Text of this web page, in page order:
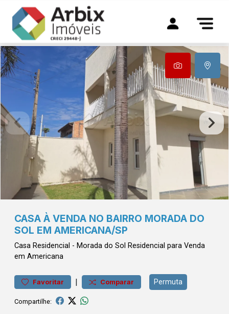
CASA À VENDA NO BAIRRO MORADA DO
SOL EM AMERICANA/SP
Casa Residencial - Morada do Sol Residencial para Venda
em Americana
Favoritar | Comparar Permuta
Compartilhe: